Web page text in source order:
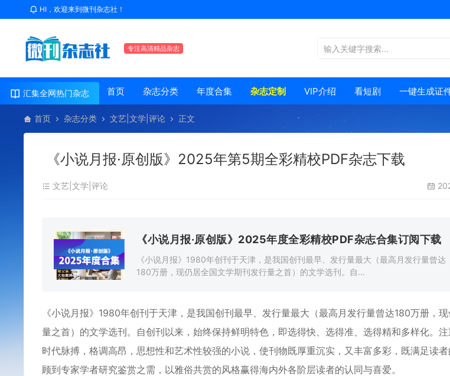
HI，欢迎来到微刊杂志社！
专注高清精品杂志
汇集全网热门杂志 首页 杂志分类 年度合集 杂志定制 VIP介绍 看短剧 一键生成证
首页 杂志分类 文艺|文学|评论 正文
《小说月报·原创版》2025年第5期全彩精校PDF杂志下载
文艺|文学|评论
《小说月报·原创版》2025年度全彩精校PDF杂志合集订阅下载
《小说月报》1980年创刊于天津，是我国创刊最早、发行量最大（最高月发行量曾达
180万册，现仍居全国文学期刊发行量之首）的文学选刊。自...
《小说月报》1980年创刊于天津，是我国创刊最早、发行量最大（最高月发行量曾达180万册，
量之首）的文学选刊。自创刊以来，始终保持鲜明特色，即选得快、选得准、选得精和多样化。
时代脉搏，格调高昂，思想性和艺术性较强的小说，使刊物既厚重沉实，又丰富多彩，既满足读
顾到专家学者研究鉴赏之需，以雅俗共赏的风格赢得海内外各阶层读者的认同与喜爱。